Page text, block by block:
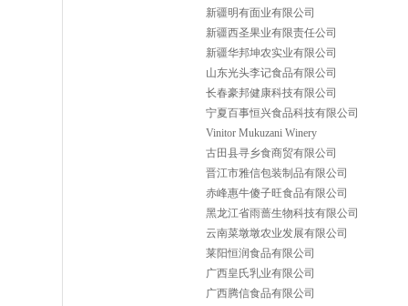
新疆明有面业有限公司
新疆西圣果业有限责任公司
新疆华邦坤农实业有限公司
山东光头李记食品有限公司
长春豪邦健康科技有限公司
宁夏百事恒兴食品科技有限公司
Vinitor Mukuzani Winery
古田县寻乡食商贸有限公司
晋江市雅信包装制品有限公司
赤峰惠牛傻子旺食品有限公司
黑龙江省雨蔷生物科技有限公司
云南菜墩墩农业发展有限公司
莱阳恒润食品有限公司
广西皇氏乳业有限公司
广西腾信食品有限公司